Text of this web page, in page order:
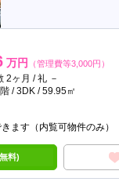
万円 （管理費等3,000円）
2ヶ月 / 礼 －
/ 3DK / 59.95㎡
ます（内覧可物件のみ）
料)